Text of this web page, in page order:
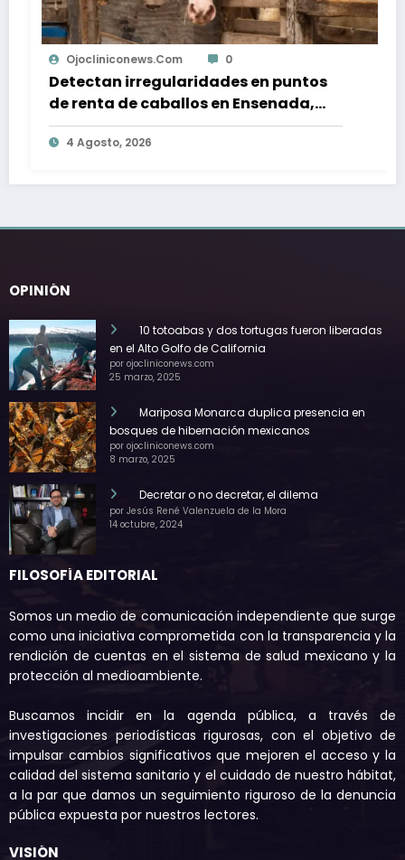
puntos
por
Uriel Saucedo
Realizan mesa de trabajo para
saneamiento del río Tijuana; sin
fecha para primeras acciones
OPINIÓN
10 totoabas y dos tortugas fueron liberadas
en el Alto Golfo de California
por ojocliniconews.com
25 marzo, 2025
Mariposa Monarca duplica presencia en
bosques de hibernación mexicanos
por ojocliniconews.com
8 marzo, 2025
Decretar o no decretar, el dilema
por Jesús René Valenzuela de la Mora
14 octubre, 2024
FILOSOFÍA EDITORIAL
Somos un medio de comunicación independiente que surge
como una iniciativa comprometida con la transparencia y la
rendición de cuentas en el sistema de salud mexicano y la
protección al medioambiente.
Buscamos incidir en la agenda pública, a través de
investigaciones periodísticas rigurosas, con el objetivo de
impulsar cambios significativos que mejoren el acceso y la
calidad del sistema sanitario y el cuidado de nuestro hábitat,
a la par que damos un seguimiento riguroso de la denuncia
pública expuesta por nuestros lectores.
VISIÓN